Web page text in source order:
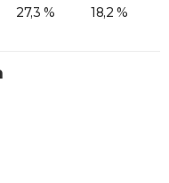
27,3 % 18,2 %